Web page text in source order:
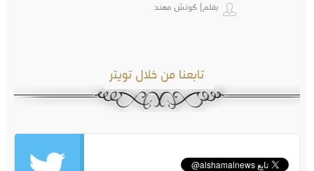
بقلم| كوتش مهند
تابعنا من خلال تويتر